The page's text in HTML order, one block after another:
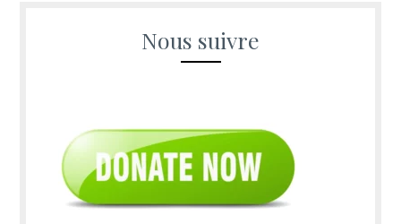
Nous suivre